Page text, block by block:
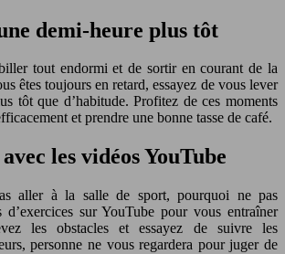
demi-heure plus tôt
tout endormi et de sortir en courant de la
êtes toujours en retard, essayez de vous lever
tôt que d’habitude. Profitez de ces moments
et prendre une bonne tasse de café.
les vidéos YouTube
aller à la salle de sport, pourquoi ne pas
d’exercices sur YouTube pour vous entraîner
les obstacles et essayez de suivre les
personne ne vous regardera pour juger de